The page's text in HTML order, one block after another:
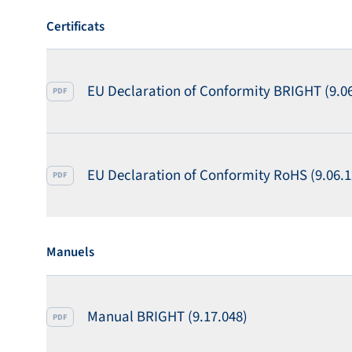
Certificats
PDF EU Declaration of Conformity BRIGHT
PDF EU Declaration of Conformity RoHS
Manuels
PDF Manual BRIGHT (9.17.048)